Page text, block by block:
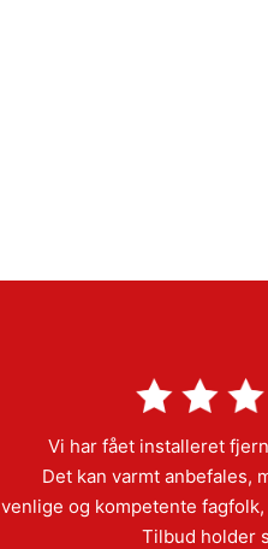
Vi har fået installeret
Det kan varmt anbefales,
venlige og kompetente
Tilbud holder